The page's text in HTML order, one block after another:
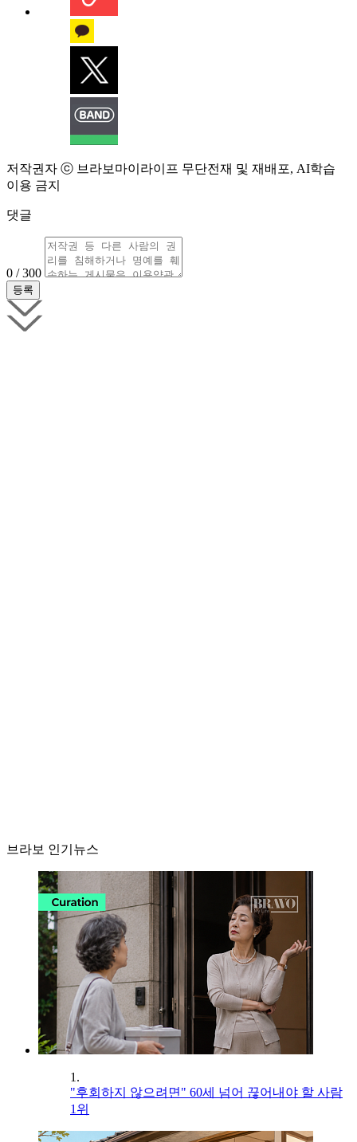
저작권자 ⓒ 브라보마이라이프 무단전재 및 재배포, AI학습
이용 금지
댓글
0 / 300
브라보 인기뉴스
1.
"후회하지 않으려면" 60세 넘어 끊어내야 할 사람
1위